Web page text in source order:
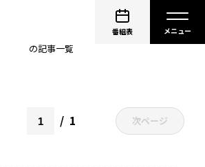
番組表
の記事一覧
1 次ページ